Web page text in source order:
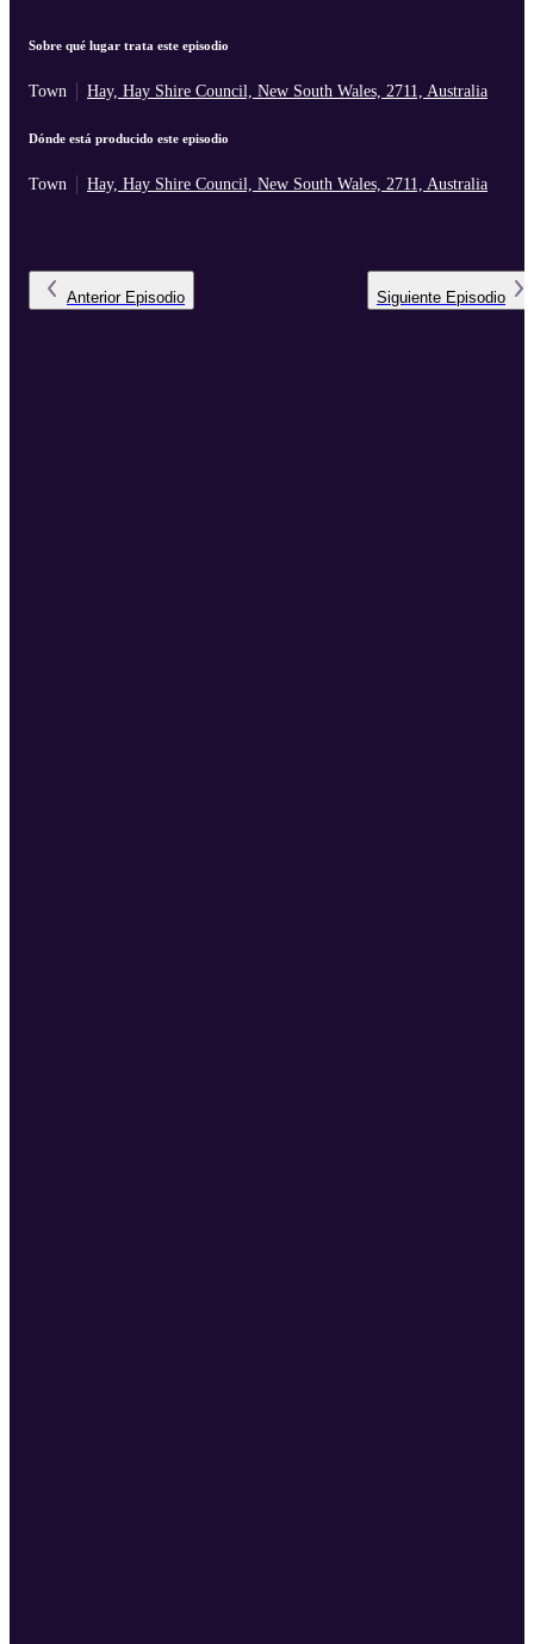
Sobre qué lugar trata este episodio
Town Hay, Hay Shire Council, New South Wales, 2711, Australia
Dónde está producido este episodio
Town Hay, Hay Shire Council, New South Wales, 2711, Australia
Anterior Episodio Siguiente Episodio